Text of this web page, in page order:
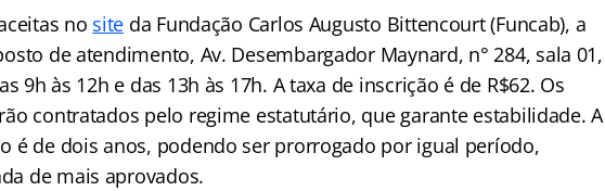
no site da Fundação Carlos Augusto Bittencourt (Funcab), a
de atendimento, Av. Desembargador Maynard, n° 284, sala 01,
9h às 12h e das 13h às 17h. A taxa de inscrição é de R$62. Os
contratados pelo regime estatutário, que garante estabilidade. A
é de dois anos, podendo ser prorrogado por igual período,
de mais aprovados.